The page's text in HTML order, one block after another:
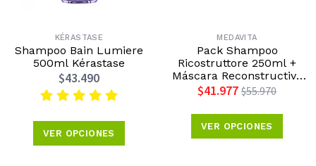
KÉRASTASE
Shampoo Bain Lumiere
500ml Kérastase
$43.490
VER OPCIONES
MEDAVITA
Pack Shampoo
Ricostruttore 250ml +
Máscara Reconstructiva
150ml + Leave In
Reconstrucción 150ml
Medavita
$41.977 $55.970
VER OPCIONES